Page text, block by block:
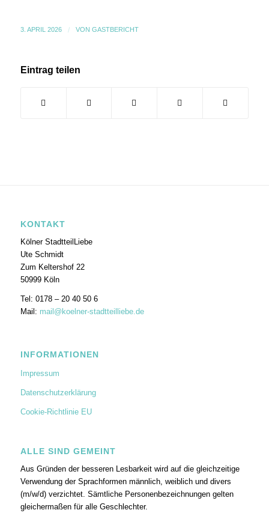
3. APRIL 2026 / VON GASTBERICHT
Eintrag teilen
KONTAKT
Kölner StadtteilLiebe
Ute Schmidt
Zum Keltershof 22
50999 Köln
Tel: 0178 – 20 40 50 6
Mail: mail@koelner-stadtteilliebe.de
INFORMATIONEN
Impressum
Datenschutzerklärung
Cookie-Richtlinie EU
ALLE SIND GEMEINT
Aus Gründen der besseren Lesbarkeit wird auf die gleichzeitige
Verwendung der Sprachformen männlich, weiblich und divers
(m/w/d) verzichtet. Sämtliche Personenbezeichnungen gelten
gleichermaßen für alle Geschlechter.